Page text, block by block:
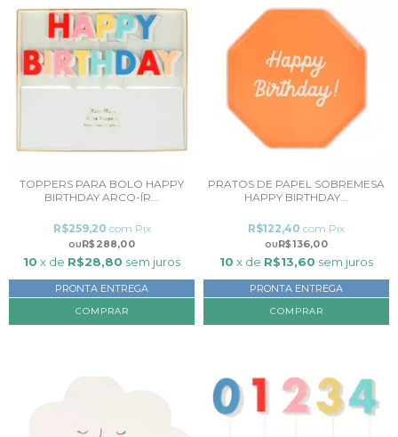
TOPPERS PARA BOLO HAPPY
BIRTHDAY ARCO-ÍR...
R$288,00
R$259,20 com Pix
10 x de R$28,80 sem juros
PRONTA ENTREGA
PRATOS DE PAPEL SOBREMESA
HAPPY BIRTHDAY...
R$136,00
R$122,40 com Pix
10 x de R$13,60 sem juros
PRONTA ENTREGA